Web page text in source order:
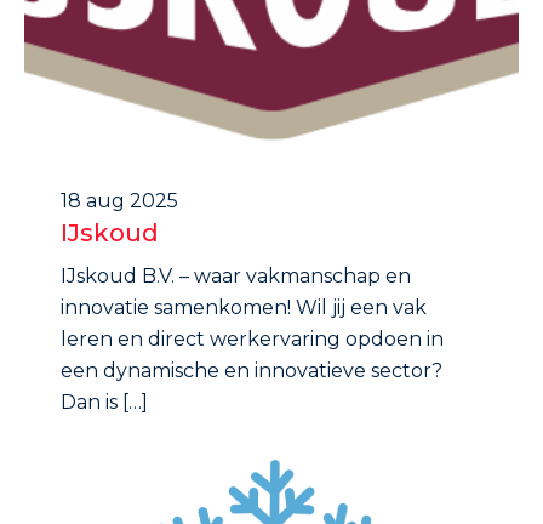
18 aug 2025
IJskoud
IJskoud B.V. – waar vakmanschap en
innovatie samenkomen! Wil jij een vak
leren en direct werkervaring opdoen in
een dynamische en innovatieve sector?
Dan is […]